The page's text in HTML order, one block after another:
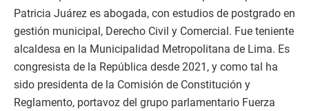
Patricia Juárez es abogada, con estudios de postgrado en
gestión municipal, Derecho Civil y Comercial. Fue teniente
alcaldesa en la Municipalidad Metropolitana de Lima. Es
congresista de la República desde 2021, y como tal ha
sido presidenta de la Comisión de Constitución y
Reglamento, portavoz del grupo parlamentario Fuerza